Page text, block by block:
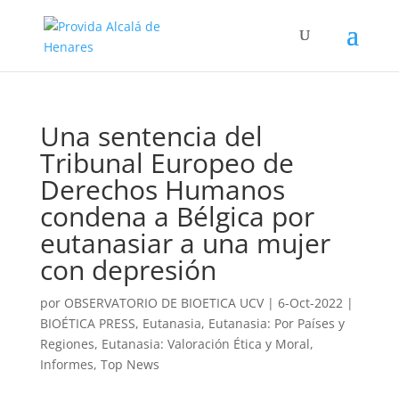
Una sentencia del
Tribunal Europeo de
Derechos Humanos
condena a Bélgica por
eutanasiar a una mujer
con depresión
por OBSERVATORIO DE BIOETICA UCV| 6-Oct-2022|
BIOÉTICA PRESS, Eutanasia, Eutanasia: Por Países y
Regiones, Eutanasia: Valoración Ética y Moral,
Informes, Top News